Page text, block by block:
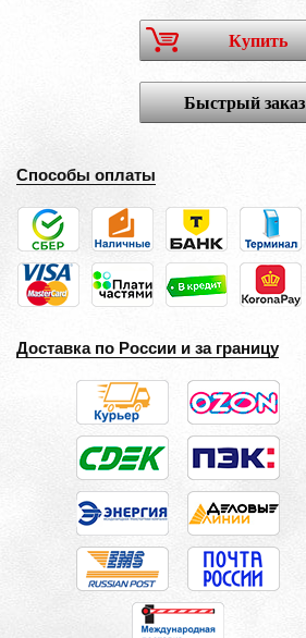
Купить
Быстрый заказ
Способы оплаты
Доставка по России и за границу